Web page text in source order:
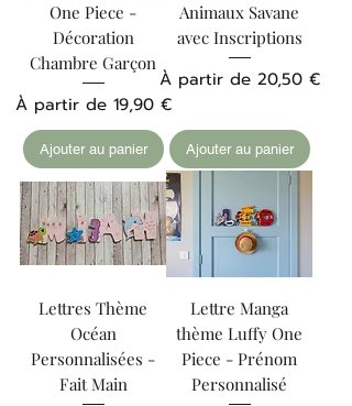
One Piece -
Décoration
Chambre Garçon
À partir de 19,90 €
Prix promotionnel
Ajouter au panier
Animaux Savane
avec Inscriptions
À partir de 20,50 €
Prix promotionnel
Ajouter au panier
Lettres Thème
Océan
Personnalisées -
Fait Main
Lettre Manga
thème Luffy One
Piece - Prénom
Personnalisé